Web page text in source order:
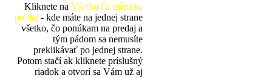
Kliknete na Všetko čo mám na
predaj - kde máte na jednej strane
všetko, čo ponúkam na predaj a
tým pádom sa nemusíte
preklikávať po jednej strane.
Potom stačí ak kliknete príslušný
riadok a otvorí sa Vám už aj